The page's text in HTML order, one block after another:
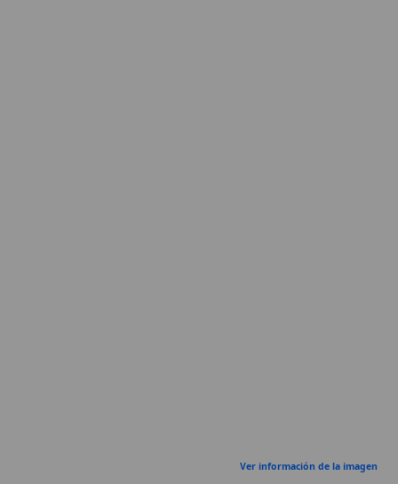
centrado en la soberanía de Dios y la